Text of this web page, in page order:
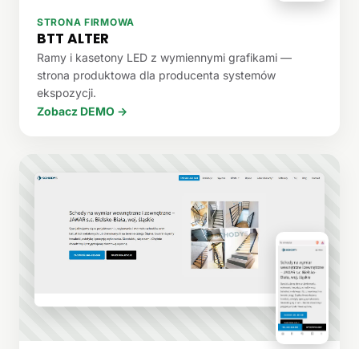
STRONA FIRMOWA
BTT ALTER
Ramy i kasetony LED z wymiennymi grafikami —
strona produktowa dla producenta systemów
ekspozycji.
Zobacz DEMO →